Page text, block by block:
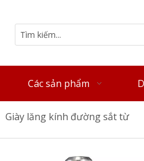
Các sản phẩm
Giày lăng kính đường sắt từ